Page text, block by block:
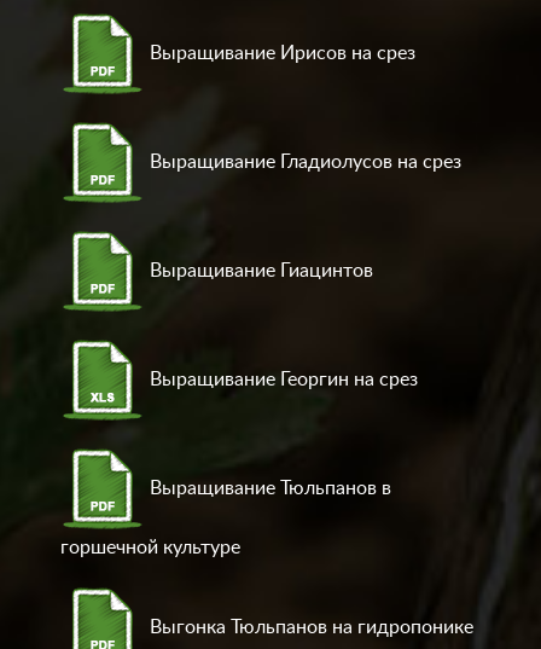
Выращивание Ирисов на срез
Выращивание Гладиолусов на срез
Выращивание Гиацинтов
Выращивание Георгин на срез
Выращивание Тюльпанов в
горшечной культуре
Выгонка Тюльпанов на гидропонике